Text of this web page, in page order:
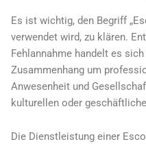
Es ist wichtig, den Begriff
verwendet wird, zu klären.
Fehlannahme handelt es
Zusammenhang um
Anwesenheit und
kulturellen oder
Die Dienstleistung einer